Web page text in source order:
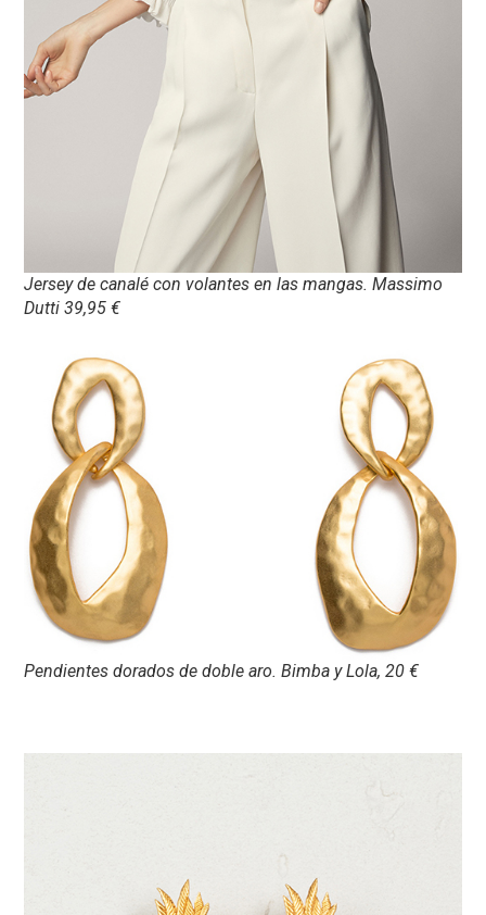
Jersey de canalé con volantes en las mangas. Massimo
Dutti 39,95 €
Pendientes dorados de doble aro. Bimba y Lola, 20 €